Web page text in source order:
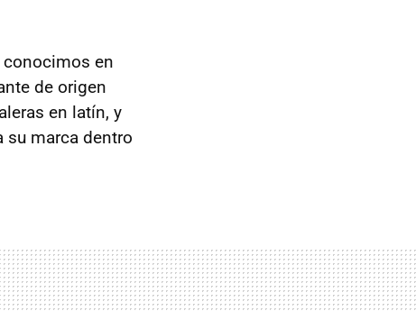
conocimos en
de origen
en latín, y
su marca dentro